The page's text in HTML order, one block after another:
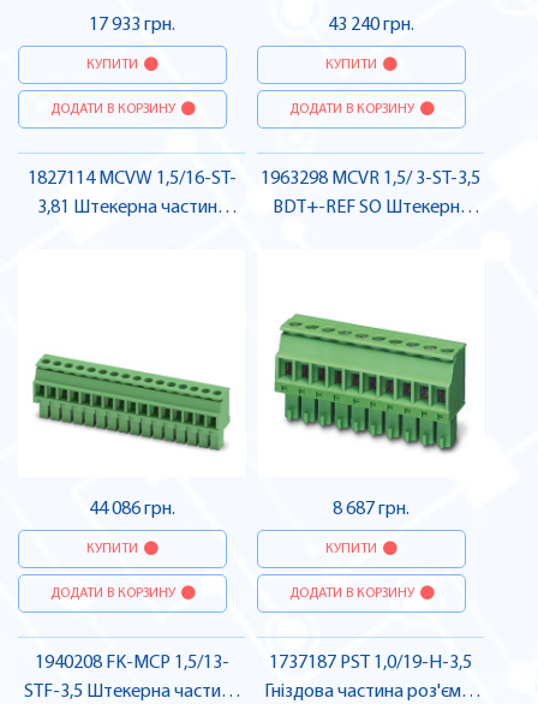
17 933 грн.
КУПИТИ
ДОДАТИ В КОРЗИНУ
43 240 грн.
КУПИТИ
ДОДАТИ В КОРЗИНУ
1827114 MCVW 1,5/16-ST-
3,81 Штекерна частина
44 086 грн.
КУПИТИ
ДОДАТИ В КОРЗИНУ
1963298 MCVR 1,5/ 3-ST-3,5
BDT+-REF SO Штекерна
8 687 грн.
КУПИТИ
ДОДАТИ В КОРЗИНУ
1940208 FK-MCP 1,5/13-
STF-3,5 Штекерна частина
1737187 PST 1,0/19-H-3,5
Гніздова частина роз'єму ,